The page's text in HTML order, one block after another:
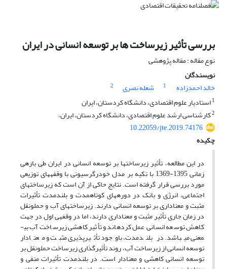
بررسی تأثیر زیرساخت ها بر توسعه انسانی در ایران
نوع مقاله : مقاله پژوهشی
نویسندگان
خالد احمدزاده
1 شعله نصری
2
1استادیار علوم اقتصادی، دانشگاه کردستان، ایران
2کارشناسی ارشد علوم اقتصادی، دانشگاه کردستان، ایران،
10.22059/jte.2019.74176
چکیده
در این مطالعه، تأثیر زیرساخت­ها بر توسعه­ انسانی در ایران طی بازه­ی
زمانی 1395-1369 با تکیه بر مدل خود­رگرسیونی با وقفه­های توزیعی
مورد بررسی قرار گرفته است. نتایج حاکی از آن است که زیرساخت­های
اجتماعی، انرژی و بانک در دوره­های کوتاه­مدت و بلند­مدت تأثیرات
مثبت و معناداری بر توسعه­ انسانی دارند. زیرساخت­های آب و حمل­و­نقل
در زمان جاری تأثیر مثبت و معناداری دارند، اما در وقفه­ی اول در جهت
کاهش توسعه­ انسانی عمل کرده­اند و تأثیر کاهشی زیرساخت آب بی­
معنی می­باشد. در بلند­مدت، باوجود تأثیر‏پذیری مثبت و معنادار
توسعه­ انسانی از زیرساخت آب، روند تأثیر­گذاری زیرساخت حمل­ونقل بر
توسعه­ انسانی کاهشی و معنادار است. در بلند­مدت تأثیرات منفی و